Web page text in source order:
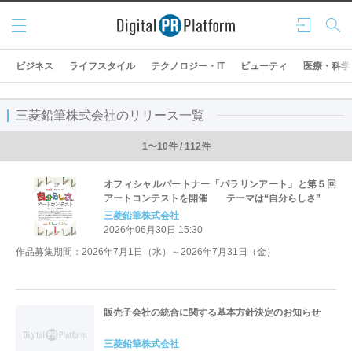
ログ
イン
検索
メニ
ュー
ビジネス ライフスタイル テクノロジー・IT ビューティ 医療・科学
三菱鉛筆株式会社のリリース一覧
1〜10件 / 112件
オフィシャルパートナー「パラリンアート」と第５回
アートコンテストを開催 テーマは“自分らしさ”
三菱鉛筆株式会社
2026年06月30日 15:30
作品募集期間：2026年7月1日（水）～2026年7月31日（金）
販売子会社の統合に関する基本方針決定のお知らせ
三菱鉛筆株式会社